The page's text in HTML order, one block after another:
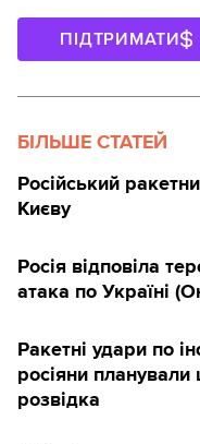
ПІДТРИМАТИ
БІЛЬШЕ СТАТЕЙ
Російський
Києву
Росія відповіла
атака по Україні
Ракетні удари по
росіяни
розвідка